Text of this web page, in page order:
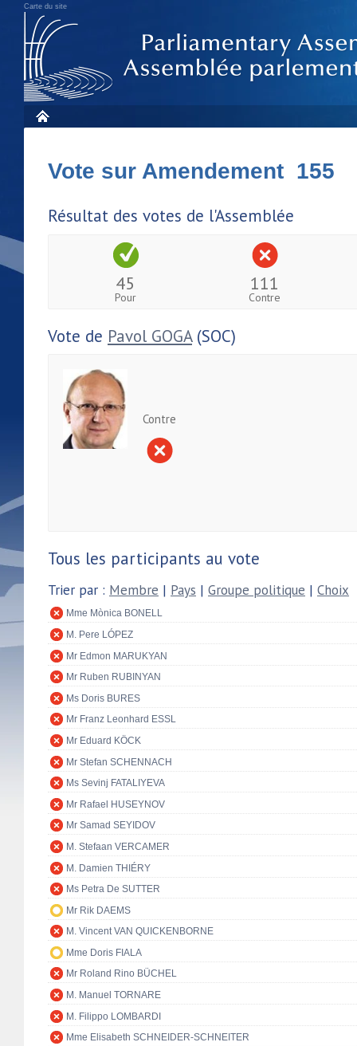
Carte du site
Vote sur Amendement 155
Résultat des votes de l'Assemblée
45
Pour
111
Contre
Vote de Pavol GOGA(SOC)
Contre
Tous les participants au vote
Trier par : Membre | Pays | Groupe politique | Choix
Mme Mònica BONELL
M. Pere LÓPEZ
Mr Edmon MARUKYAN
Mr Ruben RUBINYAN
Ms Doris BURES
Mr Franz Leonhard ESSL
Mr Eduard KÖCK
Mr Stefan SCHENNACH
Ms Sevinj FATALIYEVA
Mr Rafael HUSEYNOV
Mr Samad SEYIDOV
M. Stefaan VERCAMER
M. Damien THIÉRY
Ms Petra De SUTTER
Mr Rik DAEMS
M. Vincent VAN QUICKENBORNE
Mme Doris FIALA
Mr Roland Rino BÜCHEL
M. Manuel TORNARE
M. Filippo LOMBARDI
Mme Elisabeth SCHNEIDER-SCHNEITER